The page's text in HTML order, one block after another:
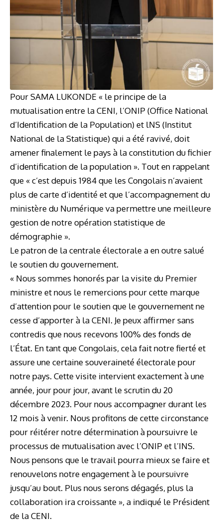
Pour SAMA LUKONDE « le principe de la
mutualisation entre la CENI, l’ONIP (Office National
d’Identification de la Population) et lNS (Institut
National de la Statistique) qui a été ravivé, doit
amener finalement le pays à la constitution du fichier
d’identification de la population ». Tout en rappelant
que « c’est depuis 1984 que les Congolais n’avaient
plus de carte d’identité et que l’accompagnement du
ministère du Numérique va permettre une meilleure
gestion de notre opération statistique de
démographie ».
Le patron de la centrale électorale a en outre salué
le soutien du gouvernement.
« Nous sommes honorés par la visite du Premier
ministre et nous le remercions pour cette marque
d’attention pour le soutien que le gouvernement ne
cesse d’apporter à la CENI. Je peux affirmer sans
contredis que nous recevons 100% des fonds de
l’État. En tant que Congolais, cela fait notre fierté et
assure une certaine souveraineté électorale pour
notre pays. Cette visite intervient exactement à une
année, jour pour jour, avant le scrutin du 20
décembre 2023. Pour nous accompagner durant les
12 mois à venir. Nous profitons de cette circonstance
pour réitérer notre détermination à poursuivre le
processus de mutualisation avec l’ONIP et l’INS.
Nous pensons que le travail pourra mieux se faire et
renouvelons notre engagement à le poursuivre
jusqu’au bout. Plus nous serons dégagés, plus la
collaboration ira croissante », a indiqué le Président
de la CENI.